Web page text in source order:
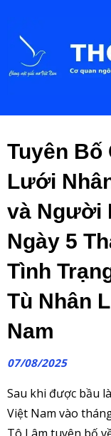
Tuyên Bố
Lưới
và Người
Ngày 5
Tình
Tù Nhân
Nam
07/08/2025
Sau khi được bầu
Việt Nam vào